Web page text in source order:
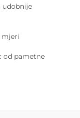
udobnije
mjeri
od pametne